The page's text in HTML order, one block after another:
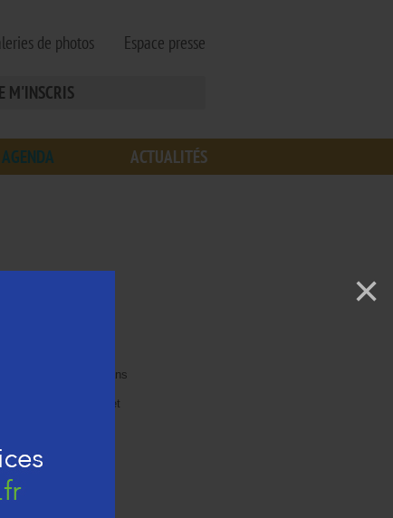
×
pour fêter les 60 ans
assure la
des déchets et
sur la Corse.
AGENDA ACTUALITÉS
de photos Espace presse
M'INSCRIS